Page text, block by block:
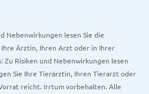
Nebenwirkungen lesen Sie die
Ihre Ärztin, Ihren Arzt oder in Ihrer
Risiken und Nebenwirkungen lesen
Sie Ihre Tierärztin, Ihren Tierarzt oder
reicht. Irrtum vorbehalten. Alle